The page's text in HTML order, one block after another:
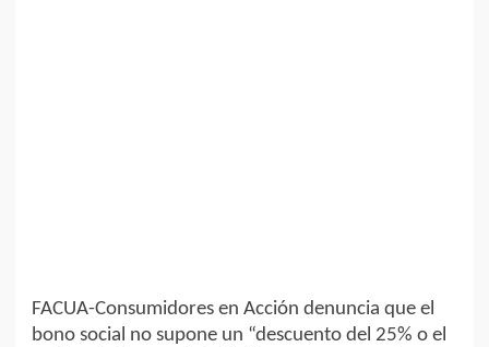
FACUA-Consumidores en Acción denuncia que el
bono social no supone un “descuento del 25% o el